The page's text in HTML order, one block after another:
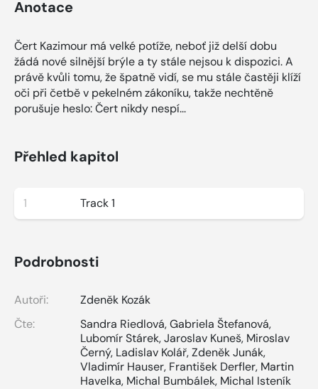
Anotace
Čert Kazimour má velké potíže, neboť již delší dobu
žádá nové silnější brýle a ty stále nejsou k dispozici. A
právě kvůli tomu, že špatně vidí, se mu stále častěji klíží
oči při četbě v pekelném zákoníku, takže nechtěně
porušuje heslo: Čert nikdy nespí...
Přehled kapitol
1 Track 1
Podrobnosti
Autoři:
Zdeněk Kozák
Čte:
Sandra Riedlová,Gabriela Štefanová,
Lubomír Stárek,Jaroslav Kuneš, Miroslav
Černý, Ladislav Kolář,Zdeněk Junák,
Vladimír Hauser, František Derfler, Martin
Havelka, Michal Bumbálek, Michal Isteník